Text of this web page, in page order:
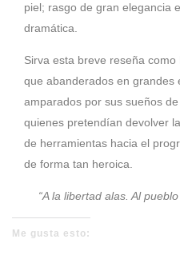
piel; rasgo de gran elegancia
dramática.
Sirva esta breve reseña
que abanderados en grandes
amparados por sus sueños
quienes pretendían devolver
de herramientas hacia el
de forma tan heroica.
“A la libertad alas. Al
Me gusta esto: